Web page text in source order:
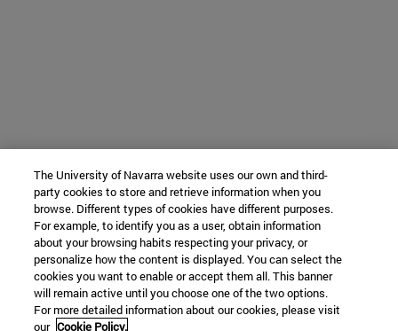
The University of Navarra website uses our own and third-
party cookies to store and retrieve information when you
browse. Different types of cookies have different purposes.
For example, to identify you as a user, obtain information
about your browsing habits respecting your privacy, or
personalize how the content is displayed. You can select the
cookies you want to enable or accept them all. This banner
will remain active until you choose one of the two options.
For more detailed information about our cookies, please visit
our Cookie Policy.